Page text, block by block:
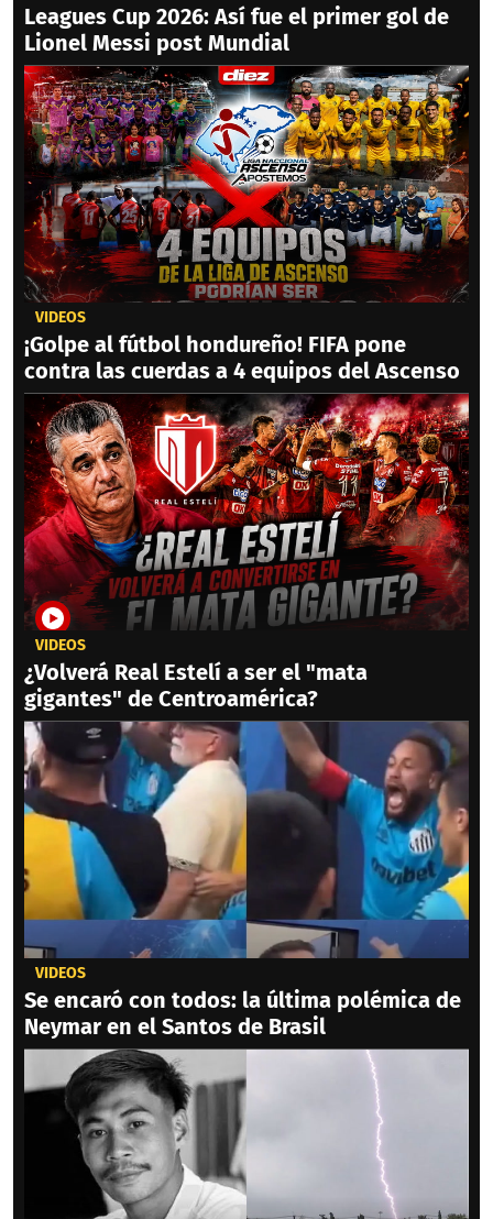
Leagues Cup 2026: Así fue el primer gol de
Lionel Messi post Mundial
VIDEOS
¡Golpe al fútbol hondureño! FIFA pone
contra las cuerdas a 4 equipos del Ascenso
VIDEOS
¿Volverá Real Estelí a ser el "mata
gigantes" de Centroamérica?
VIDEOS
Se encaró con todos: la última polémica de
Neymar en el Santos de Brasil